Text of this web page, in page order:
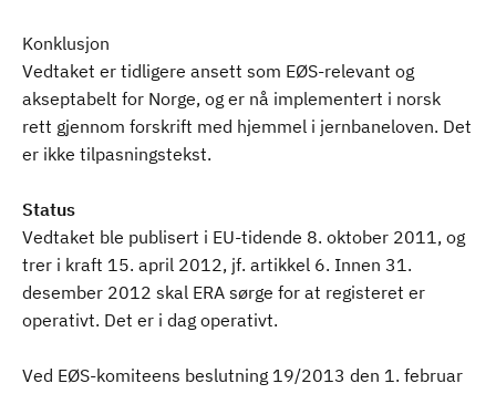
Konklusjon
Vedtaket er tidligere ansett som EØS-relevant og
akseptabelt for Norge, og er nå implementert i norsk
rett gjennom forskrift med hjemmel i jernbaneloven. Det
er ikke tilpasningstekst.
Status
Vedtaket ble publisert i EU-tidende 8. oktober 2011, og
trer i kraft 15. april 2012, jf. artikkel 6. Innen 31.
desember 2012 skal ERA sørge for at registeret er
operativt. Det er i dag operativt.
Ved EØS-komiteens beslutning 19/2013 den 1. februar